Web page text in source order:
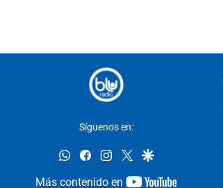
Síguenos en:
whatsappfacebookinstagram
twittergoogle
Más contenido en
youtube-